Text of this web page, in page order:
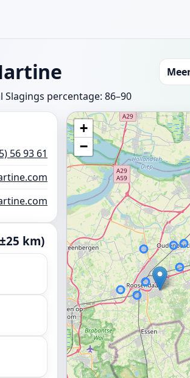
Slagings percentage: 86–90
56 93 61
km)
+
−